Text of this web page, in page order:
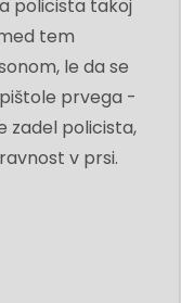
policista takoj
tem
le da se
prvega -
zadel policista,
v prsi.